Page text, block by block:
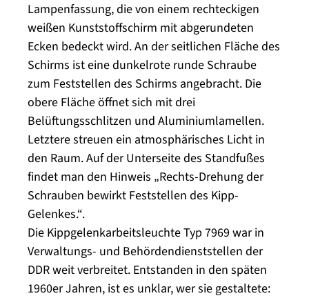
Lampenfassung, die von einem rechteckigen
weißen Kunststoffschirm mit abgerundeten
Ecken bedeckt wird. An der seitlichen Fläche des
Schirms ist eine dunkelrote runde Schraube
zum Feststellen des Schirms angebracht. Die
obere Fläche öffnet sich mit drei
Belüftungsschlitzen und Aluminiumlamellen.
Letztere streuen ein atmosphärisches Licht in
den Raum. Auf der Unterseite des Standfußes
findet man den Hinweis „Rechts-Drehung der
Schrauben bewirkt Feststellen des Kipp-
Gelenkes.“.
Die Kippgelenkarbeitsleuchte Typ 7969 war in
Verwaltungs- und Behördendienststellen der
DDR weit verbreitet. Entstanden in den späten
1960er Jahren, ist es unklar, wer sie gestaltete: